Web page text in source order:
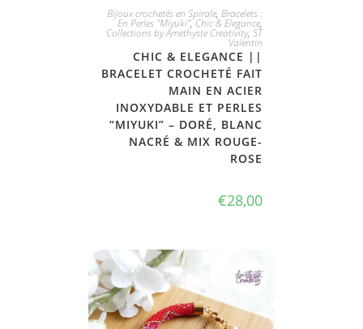
JE L'ADOPTE
Bijoux crochetés en Spirale, Bracelets :
En Perles "Miyuki",Chic & Elegance,
Collections by Amethyste Creativity, ST
Valentin
CHIC & ELEGANCE ||
BRACELET CROCHETÉ FAIT
MAIN EN ACIER
INOXYDABLE ET PERLES
“MIYUKI” – DORÉ, BLANC
NACRÉ & MIX ROUGE-
ROSE
€28,00